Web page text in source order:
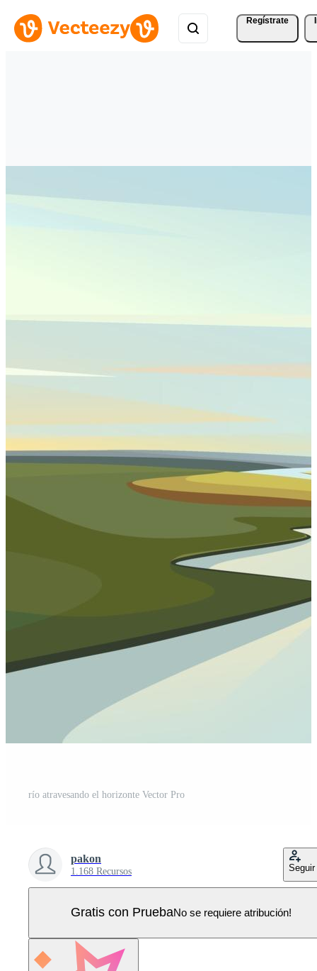
Regístrate
río atravesando el horizonte Vector Pro
pakon
1.168 Recursos Seguir
Gratis con PruebaNo se requiere atribución!